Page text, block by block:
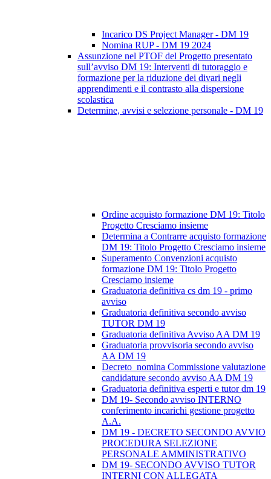
Incarico DS Project Manager - DM 19
Nomina RUP - DM 19 2024
Assunzione nel PTOF del Progetto presentato
sull’avviso DM 19: Interventi di tutoraggio e
formazione per la riduzione dei divari negli
apprendimenti e il contrasto alla dispersione
scolastica
Determine, avvisi e selezione personale - DM 19
Ordine acquisto formazione DM 19: Titolo
Progetto Cresciamo insieme
Determina a Contrarre acquisto formazione
DM 19: Titolo Progetto Cresciamo insieme
Superamento Convenzioni acquisto
formazione DM 19: Titolo Progetto
Cresciamo insieme
Graduatoria definitiva cs dm 19 - primo
avviso
Graduatoria definitiva secondo avviso
TUTOR DM 19
Graduatoria definitiva Avviso AA DM 19
Graduatoria provvisoria secondo avviso
AA DM 19
Decreto_nomina Commissione valutazione
candidature secondo avviso AA DM 19
Graduatoria definitiva esperti e tutor dm 19
DM 19- Secondo avviso INTERNO
conferimento incarichi gestione progetto
A.A.
DM 19 - DECRETO SECONDO AVVIO
PROCEDURA SELEZIONE
PERSONALE AMMINISTRATIVO
DM 19- SECONDO AVVISO TUTOR
INTERNI CON ALLEGATA